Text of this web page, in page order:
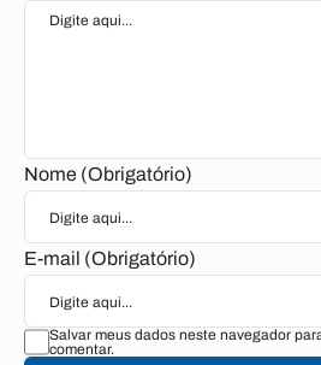
Nome (Obrigatório)
E-mail (Obrigatório)
Salvar meus dados neste navegador
comentar.